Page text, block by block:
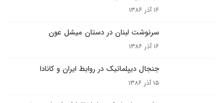
۱۶ آذر ۱۳۸۶
سرنوشت لبنان در دستان ميشل عون
۱۶ آذر ۱۳۸۶
جنجال دیپلماتیک در روابط ایران و کانادا
۱۵ آذر ۱۳۸۶